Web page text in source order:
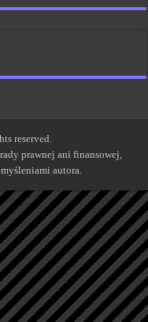
reserved.
prawnej ani finansowej,
autora.